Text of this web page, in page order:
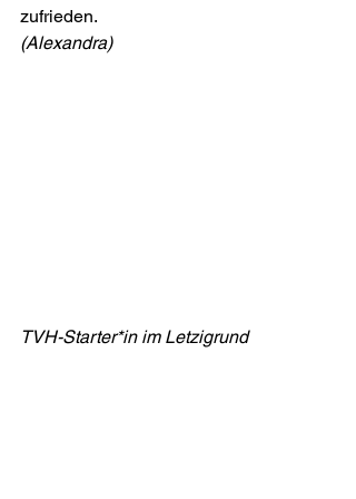
zufrieden.
(Alexandra)
TVH-Starter*in im Letzigrund